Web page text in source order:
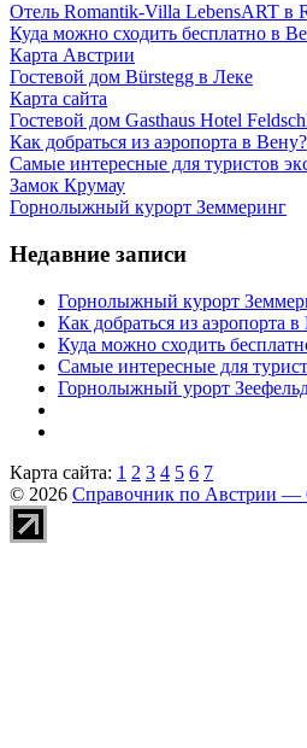
Отель Romantik-Villa LebensART в
Куда можно сходить бесплатно в
Карта Австрии
Гостевой дом Bürstegg в Леке
Карта сайта
Гостевой дом Gasthaus Hotel
Как добраться из аэропорта в Вену?
Самые интересные для туристов
Замок Крумау
Горнолыжный курорт Земмеринг
Недавние записи
Горнолыжный курорт
Как добраться из аэропорта
Куда можно сходить
Самые интересные для
Горнолыжный урорт
Карта сайта: 1 2 3 4 5 6 7
© 2026 Справочник по Австрии —